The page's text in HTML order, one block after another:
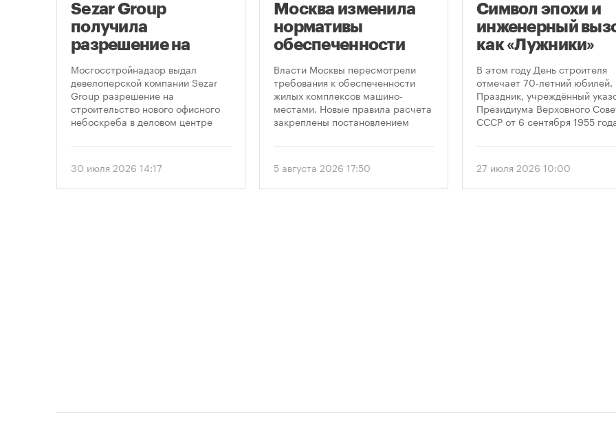
Sezar Group
получила
разрешение на
строительство
небоскреба в
«Москва-Сити»
Мосгосстройнадзор выдал
девелоперской компании Sezar
Group разрешение на
строительство нового офисного
небоскреба в деловом центре
предусматривает возведение 52-
метров.
30 июля 2026 14:17
Москва изменила
нормативы
обеспеченности
новостроек
парковками
Власти Москвы пересмотрели
требования к обеспеченности
жилых комплексов машино-
местами. Новые правила расчета
закреплены постановлением
от 5 августа 2026 года. Документ
подход к определению
необходимого количества
5 августа 2026 17:50
Символ эпохи и
инженерный
как «Лужники»
стали символом
Дня строителя
В этом году День строителя
отмечает 70-летний юбилей.
Праздник, учреждённый
Президиума Верховного
СССР от 6 сентября 1955
1956 года. И главным
стало открытие Большой
спортивной арены
27 июля 2026 10:00